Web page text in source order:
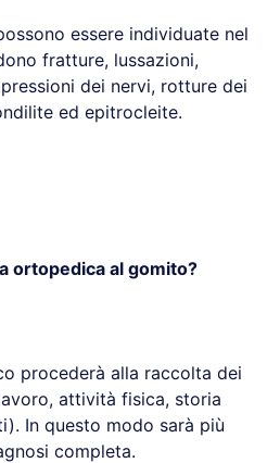
essere individuate nel
fratture, lussazioni,
dei nervi, rotture dei
ed epitrocleite.
ortopedica al gomito?
procederà alla raccolta dei
attività fisica, storia
In questo modo sarà più
completa.